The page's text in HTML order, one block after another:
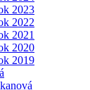
2023
2022
2021
2020
2019